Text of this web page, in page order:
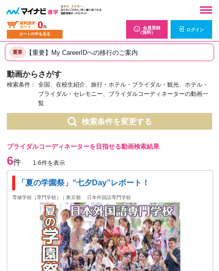
資料請求
カート
0件
カートの中を見る
会員登録
（無料）
ログイン
重要 【重要】My CareerIDへの移行のご案内
動画からさがす
検索条件：
全国、在校生紹介、旅行・ホテル・ブライダル・観光、ホテル・
ブライダル・セレモニー、ブライダルコーディネーターの動画一
覧
検索条件を変更する
ブライダルコーディネーターを目指せる動画検索結果
6件 1-6件を表示
「夏の学園祭」“七夕Day”レポート！
専修学校（専門学校）｜東京都 日本外国語専門学校